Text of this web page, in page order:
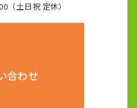
（土日祝 定休）
合わせ